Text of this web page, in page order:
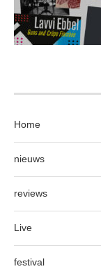
Home
nieuws
reviews
Live
festival